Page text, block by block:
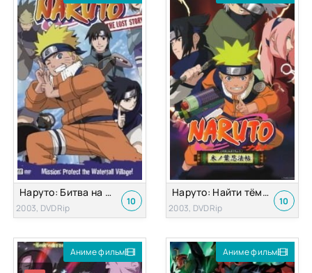
Наруто: Битва на Хидден-Фолс! ОВА-2
2003, DVDRip
10
Наруто: Найти тёмно-красный четырёхлистный клевер! ОВА-1
2003, DVDRip
10
Аниме фильм Аниме фильм